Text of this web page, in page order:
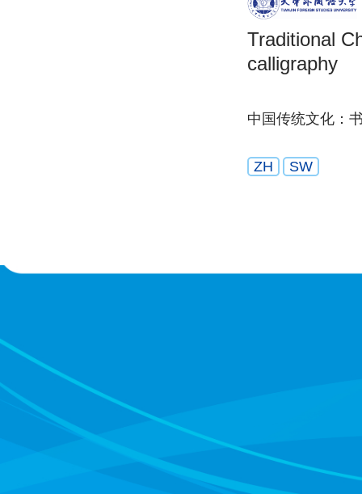
Traditional
calligraphy
中国传统文化：
ZH SW